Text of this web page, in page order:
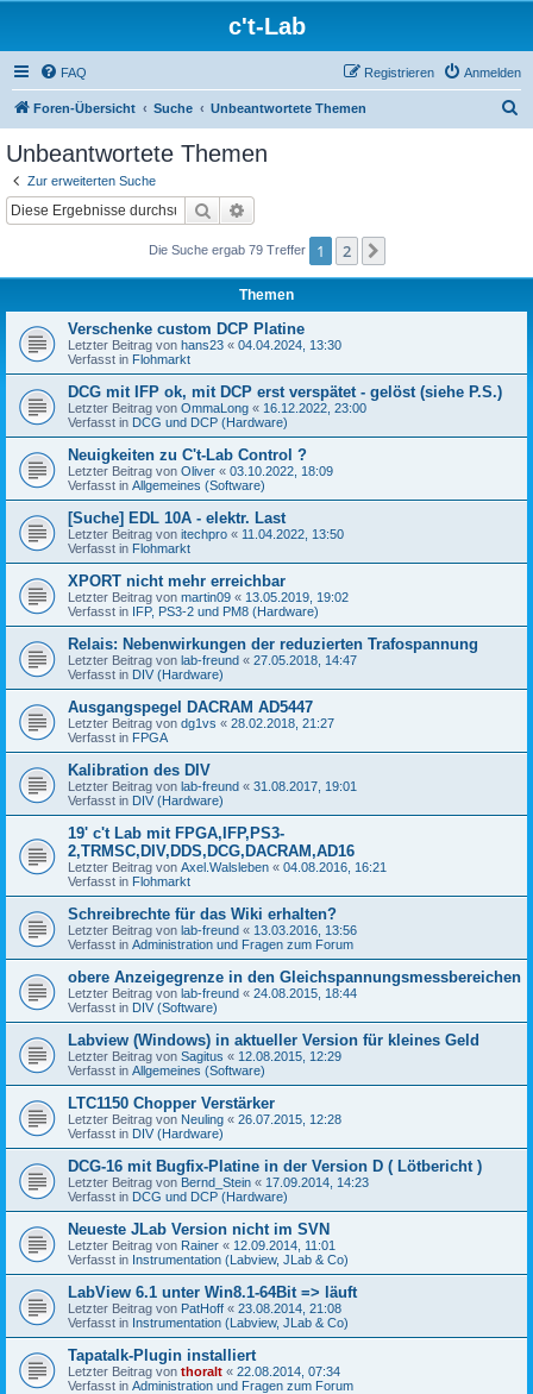
c't-Lab
FAQ Anmelden
Registrieren
Foren-Übersicht Suche Unbeantwortete Themen
Unbeantwortete Themen
Zur erweiterten Suche
Suche
Die Suche ergab 79 Treffer 1 2
Themen
Verschenke custom DCP Platine
Letzter Beitrag von hans23 « 04.04.2024, 13:30
Verfasst in Flohmarkt
DCG mit IFP ok, mit DCP erst verspätet - gelöst (siehe P.S.)
Letzter Beitrag von OmmaLong « 16.12.2022, 23:00
Verfasst in DCG und DCP (Hardware)
Neuigkeiten zu C't-Lab Control ?
Letzter Beitrag von Oliver « 03.10.2022, 18:09
Verfasst in Allgemeines (Software)
[Suche] EDL 10A - elektr. Last
Letzter Beitrag von itechpro « 11.04.2022, 13:50
Verfasst in Flohmarkt
XPORT nicht mehr erreichbar
Letzter Beitrag von martin09 « 13.05.2019, 19:02
Verfasst in IFP, PS3-2 und PM8 (Hardware)
Relais: Nebenwirkungen der reduzierten Trafospannung
Letzter Beitrag von lab-freund « 27.05.2018, 14:47
Verfasst in DIV (Hardware)
Ausgangspegel DACRAM AD5447
Letzter Beitrag von dg1vs « 28.02.2018, 21:27
Verfasst in FPGA
Kalibration des DIV
Letzter Beitrag von lab-freund « 31.08.2017, 19:01
Verfasst in DIV (Hardware)
19' c't Lab mit FPGA,IFP,PS3-
2,TRMSC,DIV,DDS,DCG,DACRAM,AD16
Letzter Beitrag von Axel.Walsleben « 04.08.2016, 16:21
Verfasst in Flohmarkt
Schreibrechte für das Wiki erhalten?
Letzter Beitrag von lab-freund « 13.03.2016, 13:56
Verfasst in Administration und Fragen zum Forum
obere Anzeigegrenze in den Gleichspannungsmessbereichen
Letzter Beitrag von lab-freund « 24.08.2015, 18:44
Verfasst in DIV (Software)
Labview (Windows) in aktueller Version für kleines Geld
Letzter Beitrag von Sagitus « 12.08.2015, 12:29
Verfasst in Allgemeines (Software)
LTC1150 Chopper Verstärker
Letzter Beitrag von Neuling « 26.07.2015, 12:28
Verfasst in DIV (Hardware)
DCG-16 mit Bugfix-Platine in der Version D ( Lötbericht )
Letzter Beitrag von Bernd_Stein « 17.09.2014, 14:23
Verfasst in DCG und DCP (Hardware)
Neueste JLab Version nicht im SVN
Letzter Beitrag von Rainer « 12.09.2014, 11:01
Verfasst in Instrumentation (Labview, JLab & Co)
LabView 6.1 unter Win8.1-64Bit => läuft
Letzter Beitrag von PatHoff « 23.08.2014, 21:08
Verfasst in Instrumentation (Labview, JLab & Co)
Tapatalk-Plugin installiert
Letzter Beitrag von thoralt « 22.08.2014, 07:34
Verfasst in Administration und Fragen zum Forum